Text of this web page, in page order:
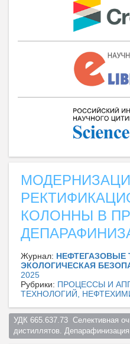
КОЛОННЫ В
Журнал: НЕФТЕГАЗОВЫЕ
ЭКОЛОГИЧЕСКАЯ
2025
Рубрики: ПРОЦЕССЫ И
ТЕХНОЛОГИЙ,
УДК 665.637.73  Селективная
дистиллятов.